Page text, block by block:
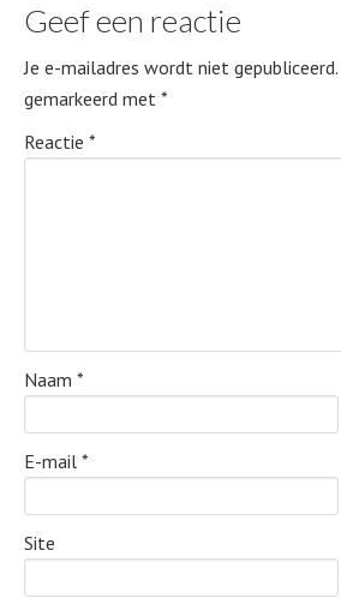
Geef een reactie
Je e-mailadres wordt niet gepubliceerd.
gemarkeerd met *
Reactie *
Naam *
E-mail *
Site